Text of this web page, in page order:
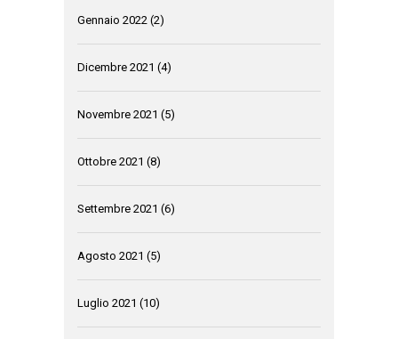
Gennaio 2022 (2)
Dicembre 2021 (4)
Novembre 2021 (5)
Ottobre 2021 (8)
Settembre 2021 (6)
Agosto 2021 (5)
Luglio 2021 (10)